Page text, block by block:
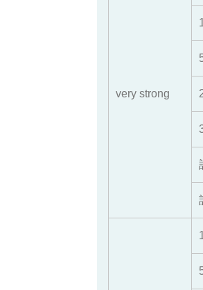
very strong